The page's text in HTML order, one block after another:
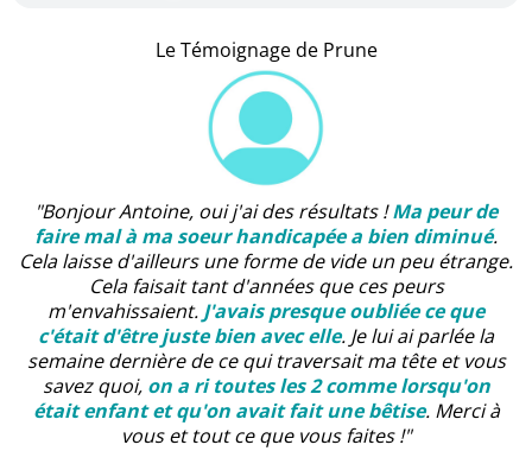
Le Témoignage de Prune
"Bonjour Antoine, oui j'ai des résultats !Ma peur de
faire mal à ma soeur handicapée a bien diminué.
Cela laisse d'ailleurs une forme de vide un peu étrange.
Cela faisait tant d'années que ces peurs
m'envahissaient. J'avais presque oubliée ce que
c'était d'être juste bien avec elle. Je lui ai parlée la
semaine dernière de ce qui traversait ma tête et vous
savez quoi, on a ri toutes les 2 comme lorsqu'on
était enfant et qu'on avait fait une bêtise. Merci à
vous et tout ce que vous faites !"